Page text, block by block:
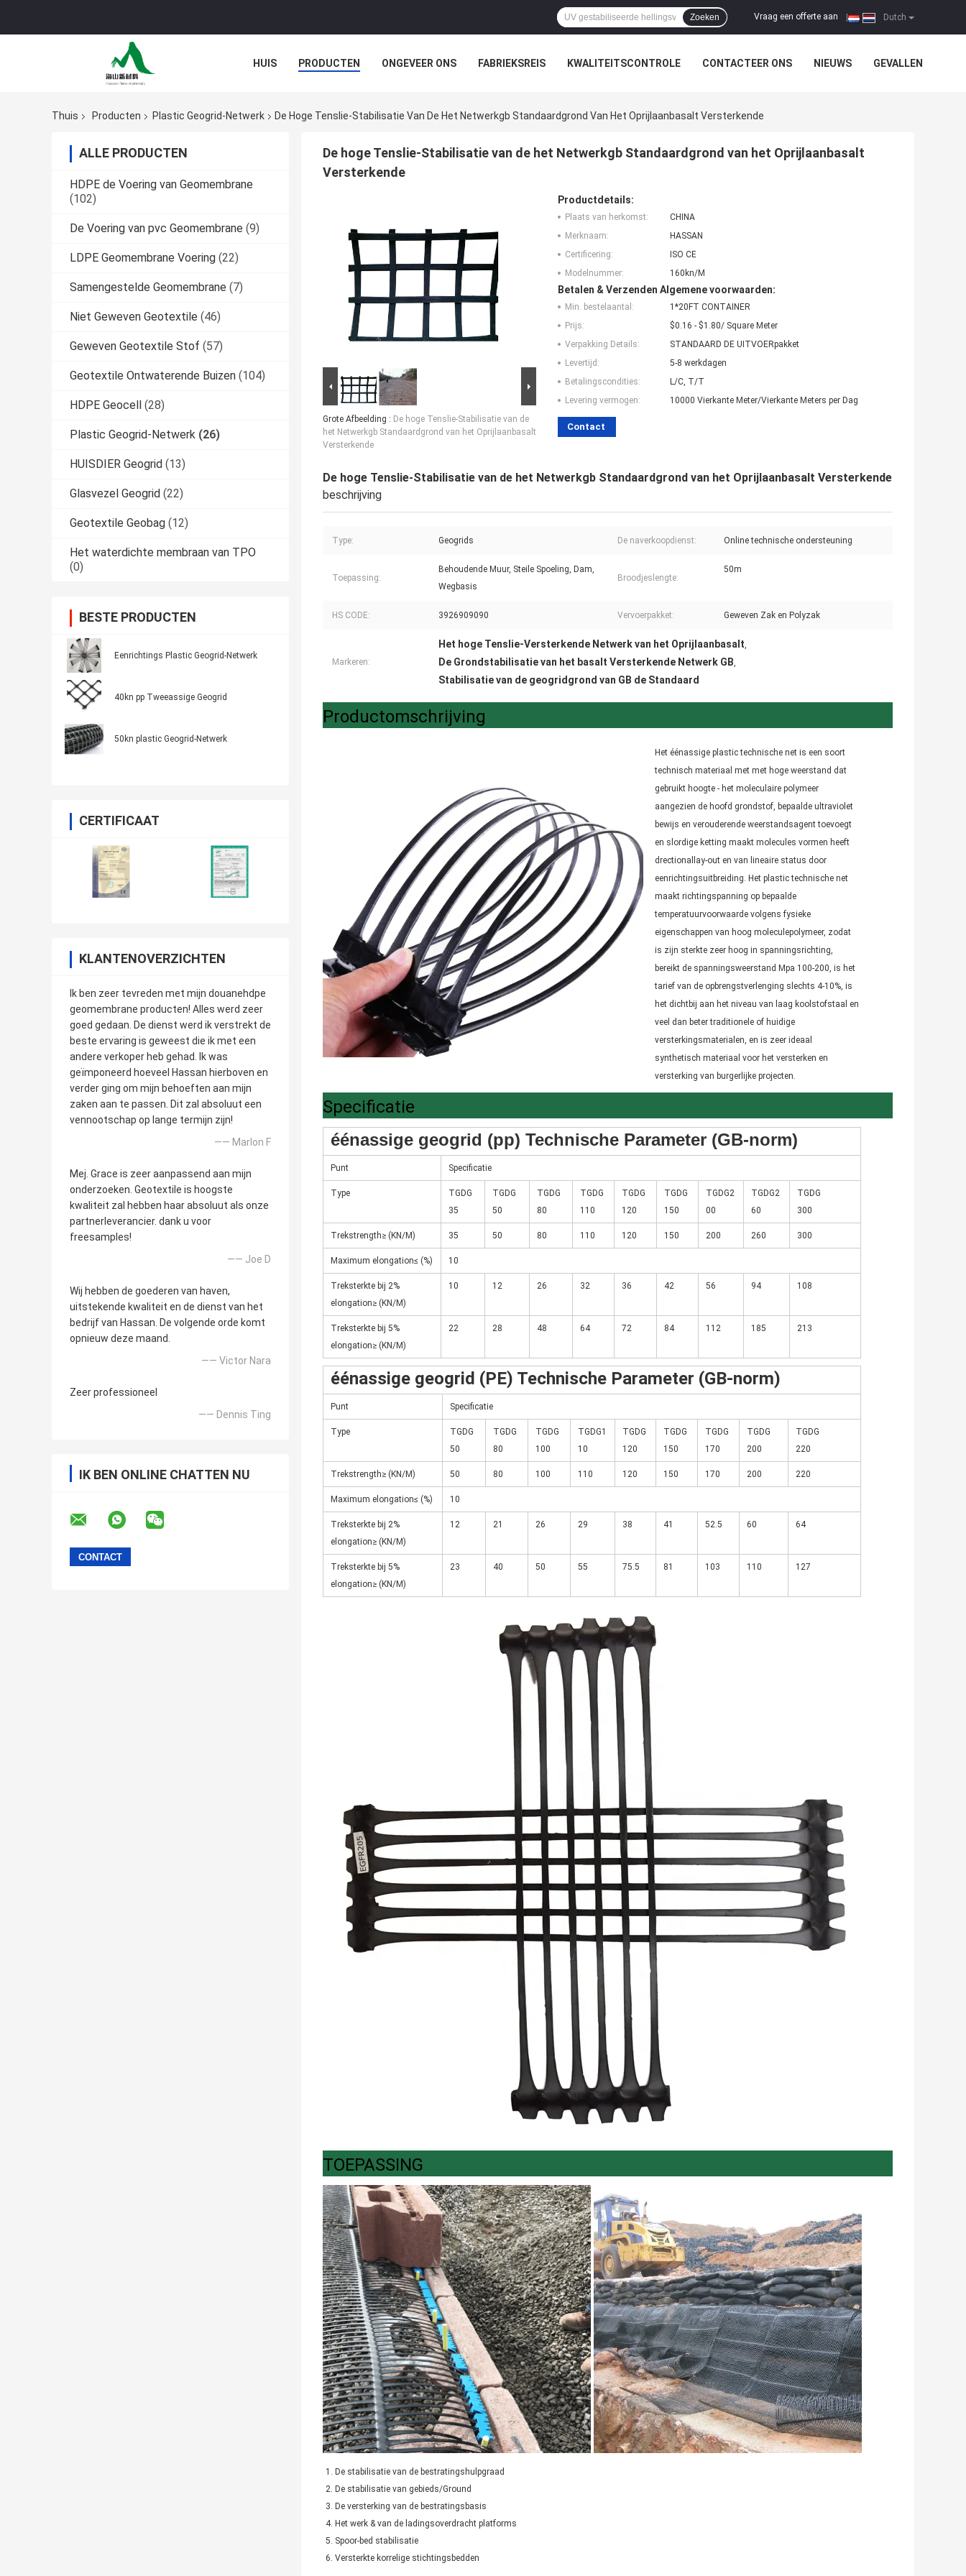
Dutch
Vraag een offerte aan
Zoeken
HUIS PRODUCTEN ONGEVEER ONS FABRIEKSREIS KWALITEITSCONTROLE CONTACTEER ONS NIEUWS GEVALLEN
Thuis Producten Plastic Geogrid-Netwerk De Hoge Tenslie-Stabilisatie Van De Het Netwerkgb Standaardgrond Van Het Oprijlaanbasalt Versterkende
ALLE PRODUCTEN
HDPE de Voering van Geomembrane
(102)
De Voering van pvc Geomembrane (9)
LDPE Geomembrane Voering (22)
Samengestelde Geomembrane (7)
Niet Geweven Geotextile (46)
Geweven Geotextile Stof (57)
Geotextile Ontwaterende Buizen (104)
HDPE Geocell (28)
Plastic Geogrid-Netwerk (26)
HUISDIER Geogrid (13)
Glasvezel Geogrid (22)
Geotextile Geobag (12)
Het waterdichte membraan van TPO
(0)
BESTE PRODUCTEN
Eenrichtings Plastic Geogrid-Netwerk
40kn pp Tweeassige Geogrid
50kn plastic Geogrid-Netwerk
CERTIFICAAT
KLANTENOVERZICHTEN
Ik ben zeer tevreden met mijn douanehdpe
geomembrane producten! Alles werd zeer
goed gedaan. De dienst werd ik verstrekt de
beste ervaring is geweest die ik met een
andere verkoper heb gehad. Ik was
geïmponeerd hoeveel Hassan hierboven en
verder ging om mijn behoeften aan mijn
zaken aan te passen. Dit zal absoluut een
vennootschap op lange termijn zijn!
—— Marlon F
Mej. Grace is zeer aanpassend aan mijn
onderzoeken. Geotextile is hoogste
kwaliteit zal hebben haar absoluut als onze
partnerleverancier. dank u voor
freesamples!
—— Joe D
Wij hebben de goederen van haven,
uitstekende kwaliteit en de dienst van het
bedrijf van Hassan. De volgende orde komt
opnieuw deze maand.
—— Victor Nara
Zeer professioneel
—— Dennis Ting
IK BEN ONLINE CHATTEN NU
De hoge Tenslie-Stabilisatie van de het Netwerkgb Standaardgrond van het Oprijlaanbasalt
Versterkende
Grote Afbeelding : De hoge Tenslie-Stabilisatie van de
het Netwerkgb Standaardgrond van het Oprijlaanbasalt
Versterkende
Productdetails:
Plaats van herkomst:
CHINA
Merknaam:
HASSAN
Certificering:
ISO CE
Modelnummer:
160kn/M
Betalen & Verzenden Algemene voorwaarden:
Min. bestelaantal:
1*20FT CONTAINER
Prijs:
$0.16 - $1.80/ Square Meter
Verpakking Details:
STANDAARD DE UITVOERpakket
Levertijd:
5-8 werkdagen
Betalingscondities:
L/C, T/T
Levering vermogen:
10000 Vierkante Meter/Vierkante Meters per Dag
Contact
De hoge Tenslie-Stabilisatie van de het Netwerkgb Standaardgrond van het Oprijlaanbasalt Versterkende
beschrijving
Type: Geogrids De naverkoopdienst: Online technische ondersteuning
Toepassing:
Behoudende Muur, Steile Spoeling, Dam,
Wegbasis
Broodjeslengte:
50m
HS CODE: 3926909090 Vervoerpakket: Geweven Zak en Polyzak
Markeren:
Het hoge Tenslie-Versterkende Netwerk van het Oprijlaanbasalt,
De Grondstabilisatie van het basalt Versterkende Netwerk GB,
Stabilisatie van de geogridgrond van GB de Standaard
Productomschrijving
Het éénassige plastic technische net is een soort
technisch materiaal met met hoge weerstand dat
gebruikt hoogte - het moleculaire polymeer
aangezien de hoofd grondstof, bepaalde ultraviolet
bewijs en verouderende weerstandsagent toevoegt
en slordige ketting maakt molecules vormen heeft
drectionallay-out en van lineaire status door
eenrichtingsuitbreiding. Het plastic technische net
maakt richtingspanning op bepaalde
temperatuurvoorwaarde volgens fysieke
eigenschappen van hoog moleculepolymeer, zodat
is zijn sterkte zeer hoog in spanningsrichting,
bereikt de spanningsweerstand Mpa 100-200, is het
tarief van de opbrengstverlenging slechts 4-10%, is
het dichtbij aan het niveau van laag koolstofstaal en
veel dan beter traditionele of huidige
versterkingsmaterialen, en is zeer ideaal
synthetisch materiaal voor het versterken en
versterking van burgerlijke projecten.
Specificatie
éénassige geogrid (pp) Technische Parameter (GB-norm)
Punt Specificatie
Type
TGDG
35
TGDG
50
TGDG
80
TGDG
110
TGDG
120
TGDG
150
TGDG2
00
TGDG2
60
TGDG
300
Trekstrength≥ (KN/M) 35 50 80 110 120 150 200 260 300
Maximum elongation≤ (%) 10
Treksterkte bij 2%
elongation≥ (KN/M)
10 12 26 32 36 42 56 94 108
Treksterkte bij 5%
elongation≥ (KN/M)
22 28 48 64 72 84 112 185 213
éénassige geogrid (PE) Technische Parameter (GB-norm)
Punt Specificatie
Type
TGDG
50
TGDG
80
TGDG
100
TGDG1
10
TGDG
120
TGDG
150
TGDG
170
TGDG
200
TGDG
220
Trekstrength≥ (KN/M) 50 80 100 110 120 150 170 200 220
Maximum elongation≤ (%) 10
Treksterkte bij 2%
elongation≥ (KN/M)
12 21 26 29 38 41 52.5 60 64
Treksterkte bij 5%
elongation≥ (KN/M)
23 40 50 55 75.5 81 103 110 127
TOEPASSING
1. De stabilisatie van de bestratingshulpgraad
2. De stabilisatie van gebieds/Ground
3. De versterking van de bestratingsbasis
4. Het werk & van de ladingsoverdracht platforms
5. Spoor-bed stabilisatie
6. Versterkte korrelige stichtingsbedden